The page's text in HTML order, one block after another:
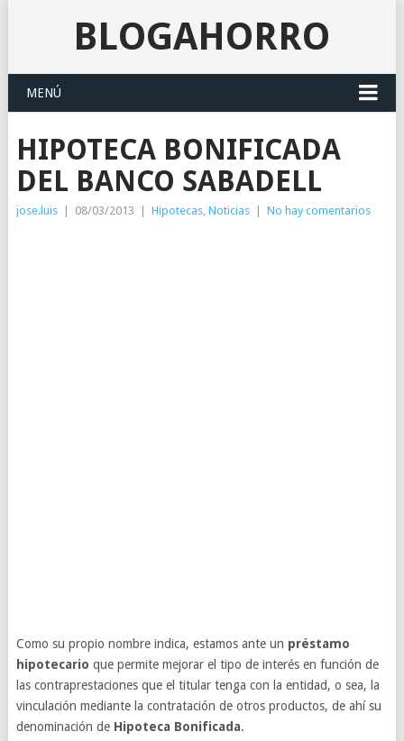
BLOGAHORRO
MENÚ
HIPOTECA BONIFICADA
DEL BANCO SABADELL
jose.luis 08/03/2013 Hipotecas, Noticias No hay comentarios
Como su propio nombre indica, estamos ante un préstamo
hipotecario que permite mejorar el tipo de interés en función de
las contraprestaciones que el titular tenga con la entidad, o sea, la
vinculación mediante la contratación de otros productos, de ahí su
denominación de Hipoteca Bonificada.